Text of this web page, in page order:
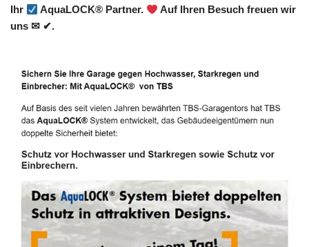
Ihr
AquaLOCK® Partner.
Auf Ihren Besuch freuen wir
uns ✉ ✔.